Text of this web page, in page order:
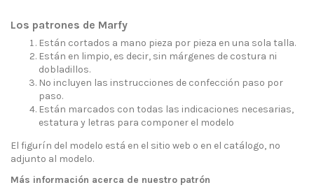
Los patrones de Marfy
Están cortados a mano pieza por pieza en una sola talla.
Están en limpio, es decir, sin márgenes de costura ni
dobladillos.
No incluyen las instrucciones de confección paso por
paso.
Están marcados con todas las indicaciones necesarias,
estatura y letras para componer el modelo
El figurín del modelo está en el sitio web o en el catálogo, no
adjunto al modelo.
Más información acerca de nuestro patrón